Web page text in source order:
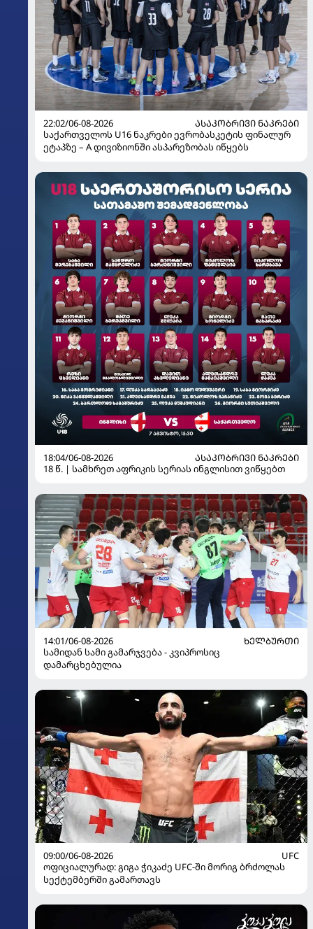
22:02/06-08-2026
ᲐᲡᲐᲙᲝᲑᲠᲘᲕᲘ ᲜᲐᲙᲠᲔᲑᲘ
საქართველოს U16 ნაკრები ევრობასკეტის ფინალურ
ეტაპზე – A დივიზიონში ასპარეზობას იწყებს
18:04/06-08-2026
ᲐᲡᲐᲙᲝᲑᲠᲘᲕᲘ ᲜᲐᲙᲠᲔᲑᲘ
18 წ. | სამხრეთ აფრიკის სერიას ინგლისით ვიწყებთ
14:01/06-08-2026
ᲮᲔᲚᲑᲣᲠᲗᲘ
სამიდან სამი გამარჯვება - კვიპროსიც
დამარცხებულია
09:00/06-08-2026
UFC
ოფიციალურად: გიგა ჭიკაძე UFC-ში მორიგ ბრძოლას
სექტემბერში გამართავს